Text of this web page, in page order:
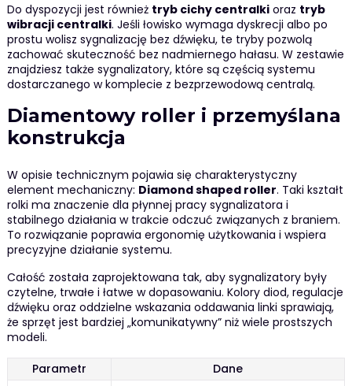
Do dyspozycji jest również tryb cichy centralkioraz tryb
wibracji centralki. Jeśli łowisko wymaga dyskrecji albo po
prostu wolisz sygnalizację bez dźwięku, te tryby pozwolą
zachować skuteczność bez nadmiernego hałasu. W zestawie
znajdziesz także sygnalizatory, które są częścią systemu
dostarczanego w komplecie z bezprzewodową centralą.
Diamentowy roller i przemyślana
konstrukcja
W opisie technicznym pojawia się charakterystyczny
element mechaniczny: Diamond shaped roller. Taki kształt
rolki ma znaczenie dla płynnej pracy sygnalizatora i
stabilnego działania w trakcie odczuć związanych z braniem.
To rozwiązanie poprawia ergonomię użytkowania i wspiera
precyzyjne działanie systemu.
Całość została zaprojektowana tak, aby sygnalizatory były
czytelne, trwałe i łatwe w dopasowaniu. Kolory diod, regulacje
dźwięku oraz oddzielne wskazania oddawania linki sprawiają,
że sprzęt jest bardziej „komunikatywny” niż wiele prostszych
modeli.
Parametr
Dane